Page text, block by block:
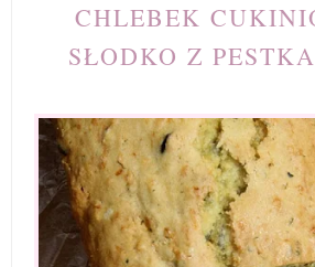
CHLEBEK
SŁODKO Z